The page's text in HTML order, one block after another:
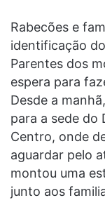
Rabecões e
identificação
Parentes dos
espera para
Desde a
para a sede do
Centro, onde
aguardar pelo
montou uma
junto aos